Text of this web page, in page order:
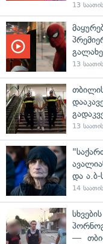
13
13
13
და ა.ბ-
14
—